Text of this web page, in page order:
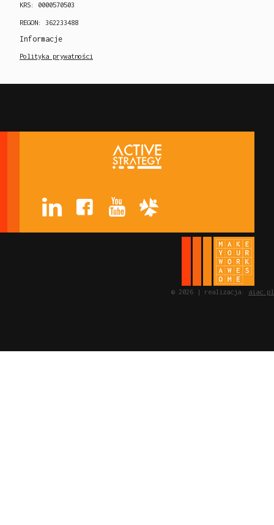
KRS: 0000570503
REGON: 362233488
Informacje
Polityka prywatności
© 2026 | realizacja: aiac.pl